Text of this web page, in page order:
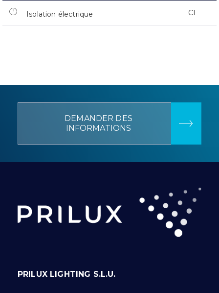
Isolation électrique CI
DEMANDER DES
INFORMATIONS
PRILUX LIGHTING S.L.U.